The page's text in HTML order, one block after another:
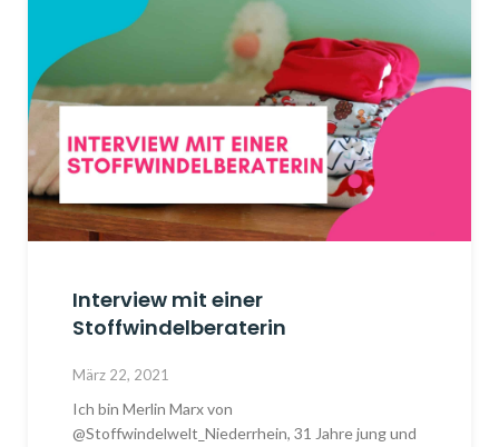
Interview mit einer
Stoffwindelberaterin
März 22, 2021
Ich bin Merlin Marx von
@Stoffwindelwelt_Niederrhein, 31 Jahre jung und